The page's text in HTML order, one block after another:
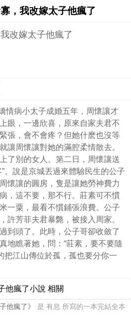
，我改嫁太子他瘋了
改嫁太子他瘋了
情病小太子成婚五年，周懷讓才
眼，一邊欣喜，原來自家夫君不
張，會不會疼？但她什麽也沒等
讓周懷讓對她的滿腔柔情散去。
了別的女人。第二日，周懷讓送
。說是京城丟過來體驗民生的公子
懷讓的圓房，隻是讓她勞神費力
，這不要，那不行。莊素可不慣
一粟，最看不慣鋪張浪費。公子
許芳菲夫君暴斃，被接入周家。
到頭了。此時，公子哥卻收斂了
地瞧著她，問：“莊素，要不要隨
把江山傳位於孤，孤也要分你一
他瘋了小說 相關
他瘋了》
是 有息 所寫的一本完結全本